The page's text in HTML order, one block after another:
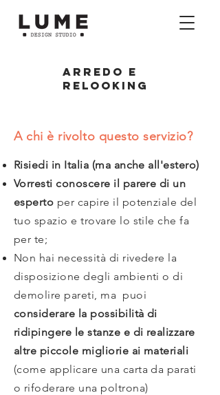
Arredo e
relooking
A chi è rivolto questo servizio?
Risiedi in Italia (ma anche all'estero)
Vorresti conoscere il parere di un
esperto per capire il potenziale del
tuo spazio e trovare lo stile che fa
per te;
Non hai necessità di rivedere la
disposizione degli ambienti o di
demolire pareti, ma puoi
considerare la possibilità di
ridipingere le stanze e di realizzare
altre piccole migliorie ai materiali
(come applicare una carta da parati
o rifoderare una poltrona)